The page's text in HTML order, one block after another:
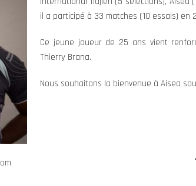
il a participé à 33 matches (10 essais) en
Ce jeune joueur de 25 ans vient
Thierry Brana.
Nous souhaitons la bienvenue à Aisea